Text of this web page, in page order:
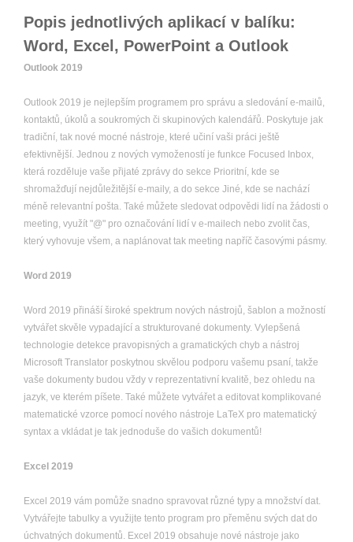
Popis jednotlivých aplikací v balíku:
Word, Excel, PowerPoint a Outlook
Outlook 2019
Outlook 2019 je nejlepším programem pro správu a sledování e-mailů,
kontaktů, úkolů a soukromých či skupinových kalendářů. Poskytuje jak
tradiční, tak nové mocné nástroje, které učiní vaši práci ještě
efektivnější. Jednou z nových vymožeností je funkce Focused Inbox,
která rozděluje vaše přijaté zprávy do sekce Prioritní, kde se
shromažďují nejdůležitější e-maily, a do sekce Jiné, kde se nachází
méně relevantní pošta. Také můžete sledovat odpovědi lidí na žádosti o
meeting, využít "@" pro označování lidí v e-mailech nebo zvolit čas,
který vyhovuje všem, a naplánovat tak meeting napříč časovými pásmy.
Word 2019
Word 2019 přináší široké spektrum nových nástrojů, šablon a možností
vytvářet skvěle vypadající a strukturované dokumenty. Vylepšená
technologie detekce pravopisných a gramatických chyb a nástroj
Microsoft Translator poskytnou skvělou podporu vašemu psaní, takže
vaše dokumenty budou vždy v reprezentativní kvalitě, bez ohledu na
jazyk, ve kterém píšete. Také můžete vytvářet a editovat komplikované
matematické vzorce pomocí nového nástroje LaTeX pro matematický
syntax a vkládat je tak jednoduše do vašich dokumentů!
Excel 2019
Excel 2019 vám pomůže snadno spravovat různé typy a množství dat.
Vytvářejte tabulky a využijte tento program pro přeměnu svých dat do
úchvatných dokumentů. Excel 2019 obsahuje nové nástroje jako